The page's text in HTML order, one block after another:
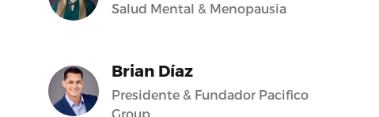
Salud Mental & Menopausia
Brian Díaz
Presidente & Fundador Pacifico
Group